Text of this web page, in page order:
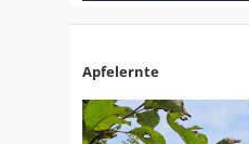
Apfelernte